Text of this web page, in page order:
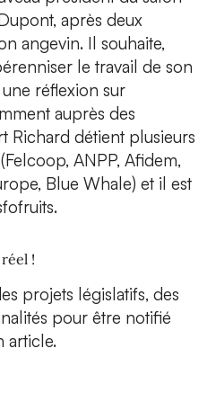
après deux
angevin. Il souhaite,
le travail de son
réflexion sur
auprès des
Richard détient plusieurs
ANPP, Afidem,
Blue Whale) et il est
!
projets législatifs, des
pour être notifié
article.